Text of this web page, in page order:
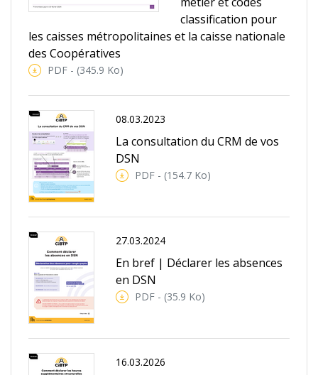
classification pour
les caisses métropolitaines et la caisse nationale
des Coopératives
PDF - (345.9 Ko)
08.03.2023
La consultation du CRM de vos
DSN
PDF - (154.7 Ko)
27.03.2024
En bref | Déclarer les absences
en DSN
PDF - (35.9 Ko)
16.03.2026